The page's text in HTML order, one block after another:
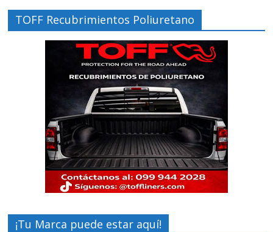
TOFF Recubrimientos Poliuretano
¡Tu Marca puede estar aquí!